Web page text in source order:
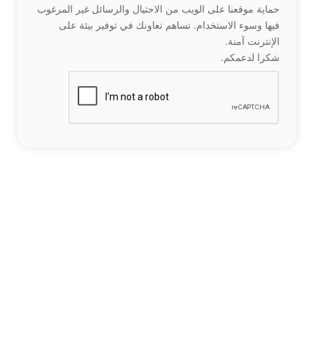
حماية موقعنا على الويب من الاحتيال والرسائل غير المرغوب
فيها وسوء الاستخدام. تساهم تعاونك في توفير بيئة على
الإنترنت آمنة.
شكرا لدعمكم.